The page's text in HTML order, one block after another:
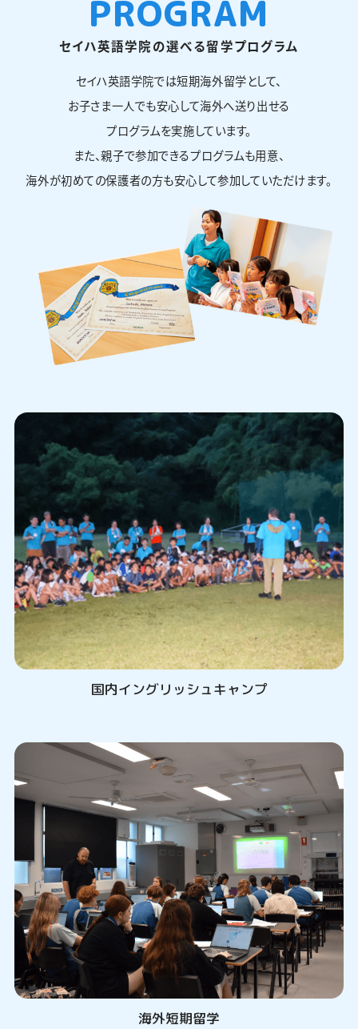
PROGRAM
セイハ英語学院の選べる留学プログラム
セイハ英語学院では短期海外留学として、
お子さま一人でも安心して海外へ送り出せる
プログラムを実施しています。
また、親子で参加できるプログラムも用意、
海外が初めての保護者の方も安心して参加していただけます。
国内イングリッシュキャンプ
海外短期留学